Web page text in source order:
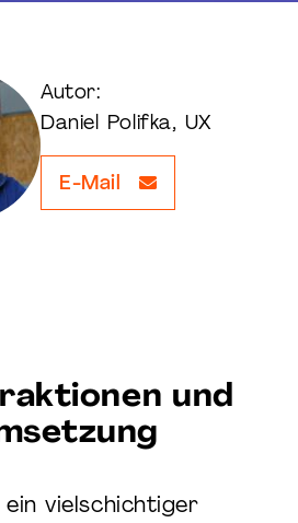
Autor:
Daniel Polifka, UX
E-Mail
und
vielschichtiger